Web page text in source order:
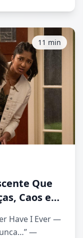
11 min
Que
Caos e
Have I Ever —
—